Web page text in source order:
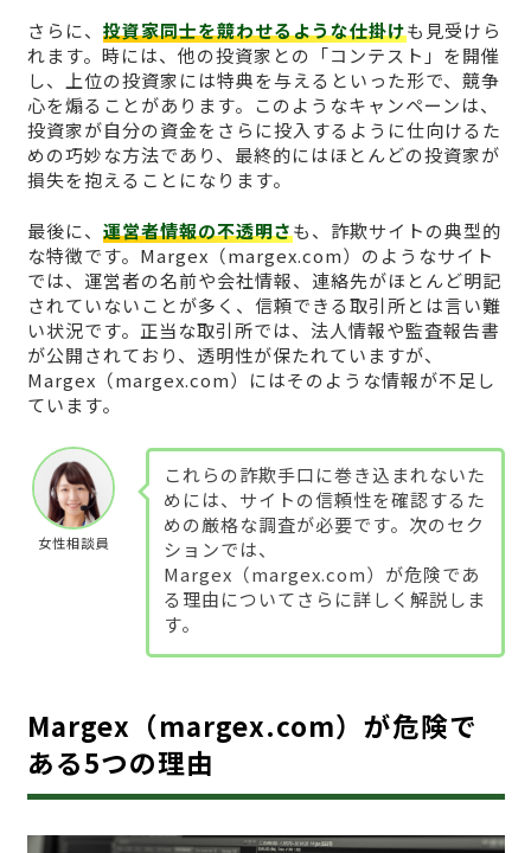
さらに、 投資家同士を競わせるような仕掛けも見受けら
れます。時には、他の投資家との「コンテスト」を開催
し、上位の投資家には特典を与えるといった形で、競争
心を煽ることがあります。このようなキャンペーンは、
投資家が自分の資金をさらに投入するように仕向けるた
めの巧妙な方法であり、最終的にはほとんどの投資家が
損失を抱えることになります。
最後に、 運営者情報の不透明さも、詐欺サイトの典型的
な特徴です。Margex（margex.com）のようなサイト
では、運営者の名前や会社情報、連絡先がほとんど明記
されていないことが多く、信頼できる取引所とは言い難
い状況です。正当な取引所では、法人情報や監査報告書
が公開されており、透明性が保たれていますが、
Margex（margex.com）にはそのような情報が不足し
ています。
女性相談員
これらの詐欺手口に巻き込まれないた
めには、サイトの信頼性を確認するた
めの厳格な調査が必要です。次のセク
ションでは、
Margex（margex.com）が危険であ
る理由についてさらに詳しく解説しま
す。
Margex（margex.com）が危険で
ある5つの理由